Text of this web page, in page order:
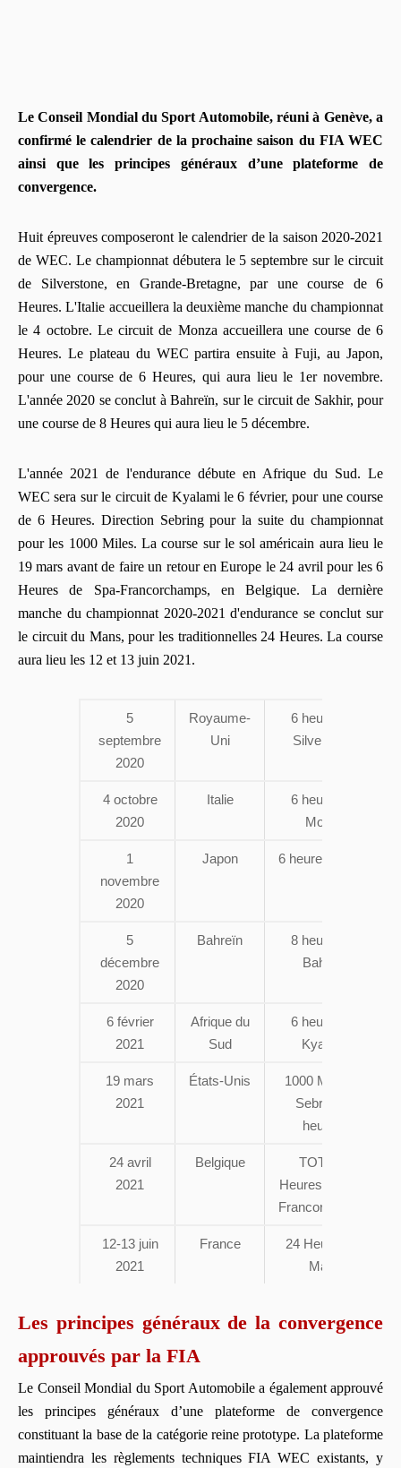
Le Conseil Mondial du Sport Automobile, réuni à Genève, a
confirmé le calendrier de la prochaine saison du FIA WEC
ainsi que les principes généraux d’une plateforme de
convergence.
Huit épreuves composeront le calendrier de la saison 2020-2021
de WEC. Le championnat débutera le 5 septembre sur le circuit
de Silverstone, en Grande-Bretagne, par une course de 6
Heures. L'Italie accueillera la deuxième manche du championnat
le 4 octobre. Le circuit de Monza accueillera une course de 6
Heures. Le plateau du WEC partira ensuite à Fuji, au Japon,
pour une course de 6 Heures, qui aura lieu le 1er novembre.
L'année 2020 se conclut à Bahreïn, sur le circuit de Sakhir, pour
une course de 8 Heures qui aura lieu le 5 décembre.
L'année 2021 de l'endurance débute en Afrique du Sud. Le
WEC sera sur le circuit de Kyalami le 6 février, pour une course
de 6 Heures. Direction Sebring pour la suite du championnat
pour les 1000 Miles. La course sur le sol américain aura lieu le
19 mars avant de faire un retour en Europe le 24 avril pour les 6
Heures de Spa-Francorchamps, en Belgique. La dernière
manche du championnat 2020-2021 d'endurance se conclut sur
le circuit du Mans, pour les traditionnelles 24 Heures. La course
aura lieu les 12 et 13 juin 2021.
5
septembre
2020
Royaume-
Uni
6 heures de
Silverstone
4 octobre
2020
Italie
6 heures de
Monza
1
novembre
2020
Japon 6 heures de Fuji
5
décembre
2020
Bahreïn
8 heures de
Bahreïn
6 février
2021
Afrique du
Sud
6 heures de
Kyalami
19 mars
2021
États-Unis
1000 Miles de
Sebring (8
heures)
24 avril
2021
Belgique
TOTAL 6
Heures de Spa-
Francorchamps
12-13 juin
2021
France
24 Heures du
Mans
Les principes généraux de la convergence
approuvés par la FIA
Le Conseil Mondial du Sport Automobile a également approuvé
les principes généraux d’une plateforme de convergence
constituant la base de la catégorie reine prototype. La plateforme
maintiendra les règlements techniques FIA WEC existants, y